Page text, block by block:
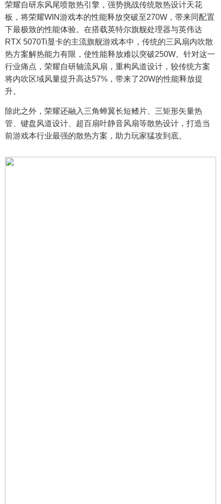
荣耀自研东风尾喷散热引擎，强势挑战传统散热设计天花
板，将荣耀WIN游戏本的性能释放突破至270W，带来同配置
下最极致的性能体验。在搭载英特尔旗舰处理器与英伟达
RTX 5070Ti显卡的主流旗舰游戏本中，传统的三风扇内吹散
热方案解热能力有限，使性能释放难以突破250W。针对这一
行业痛点，荣耀自研轴流风扇，重构风道设计，较传统方案
将内吹区域风量提升高达57%，带来了20W的性能释放提
升。
除此之外，荣耀还融入三角蝉翼长短鳍片、三矩形矢量热
管、键盘风道设计、超百扇叶静音风扇等散热设计，打造当
前游戏本行业最强的散热方案，助力玩家猛攻到底。